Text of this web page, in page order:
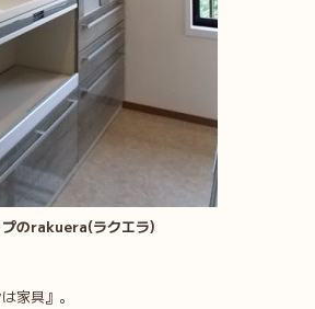
プのrakuera(ラクエラ)
家具』。